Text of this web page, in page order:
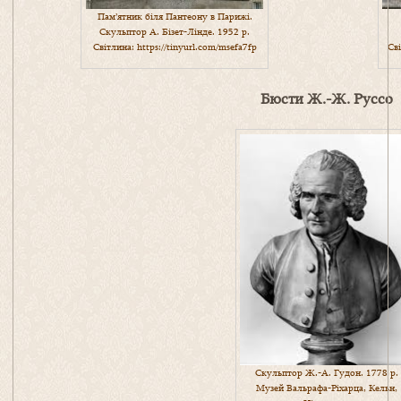
Пам’ятник біля Пантеону в Парижі.
Скульптор А. Бізет-Лінде. 1952 р.
Світлина: https://tinyurl.com/msefa7fp
Бюсти Ж.-Ж. Руссо
Скульптор Ж.-А. Гудон. 1778 р.
Музей Вальрафа-Ріхарца, Кельн,